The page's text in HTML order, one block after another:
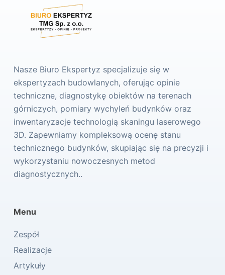
Nasze Biuro Ekspertyz specjalizuje się w
ekspertyzach budowlanych, oferując opinie
techniczne, diagnostykę obiektów na terenach
górniczych, pomiary wychyleń budynków oraz
inwentaryzacje technologią skaningu laserowego
3D. Zapewniamy kompleksową ocenę stanu
technicznego budynków, skupiając się na precyzji i
wykorzystaniu nowoczesnych metod
diagnostycznych..
Menu
Zespół
Realizacje
Artykuły